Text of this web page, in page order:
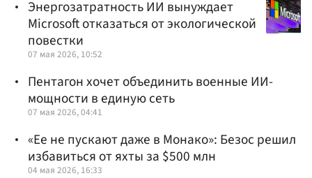
Энергозатратность ИИ вынуждает
Microsoft отказаться от экологической
повестки
07 мая 2026, 10:52
Пентагон хочет объединить военные ИИ-
мощности в единую сеть
07 мая 2026, 04:41
«Ее не пускают даже в Монако»: Безос решил
избавиться от яхты за $500 млн
04 мая 2026, 16:33